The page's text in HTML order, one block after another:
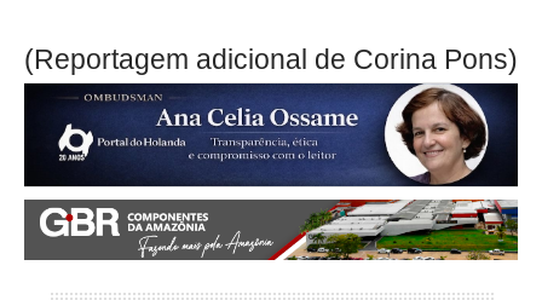
(Reportagem adicional de Corina Pons)